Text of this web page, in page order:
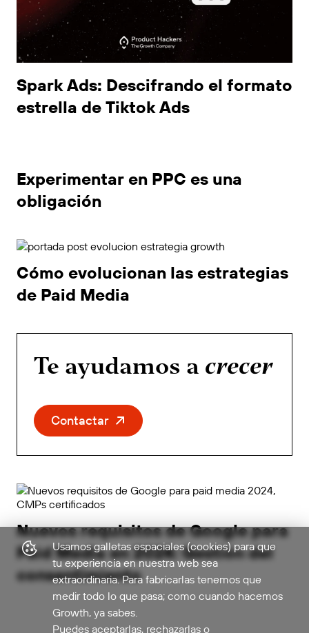
Spark Ads: Descifrando el formato
estrella de Tiktok Ads
Experimentar en PPC es una
obligación
Cómo evolucionan las estrategias
de Paid Media
Te ayudamos a crecer
Contactar
Nuevos requisitos de Google para
Paid Media en 2024: Gestión del
consentimiento
Usamos galletas espaciales (cookies) para que
tu experiencia en nuestra web sea
extraordinaria. Para fabricarlas tenemos que
medir todo lo que pasa; como cuando hacemos
Growth, ya sabes.
Puedes aceptarlas, rechazarlas o